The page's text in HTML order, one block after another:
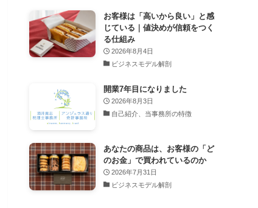
お客様は「高いから良い」と感
じている｜値決めが信頼をつく
る仕組み
2026年8月4日
ビジネスモデル解剖
開業7年目になりました
2026年8月3日
自己紹介、当事務所の特徴
あなたの商品は、お客様の「ど
のお金」で買われているのか
2026年7月31日
ビジネスモデル解剖